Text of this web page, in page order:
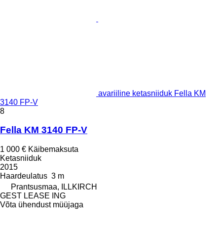
avariiline ketasniiduk Fella KM
3140 FP-V
8
Fella KM 3140 FP-V
1 000 € Käibemaksuta
Ketasniiduk
2015
Haardeulatus 3 m
Prantsusmaa, ILLKIRCH
GEST LEASE ING
Võta ühendust müüjaga